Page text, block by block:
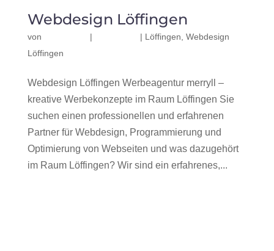
Webdesign Löffingen
von | | Löffingen Webdesign
Löffingen
Webdesign Löffingen Werbeagentur merryll –
kreative Werbekonzepte im Raum Löffingen Sie
suchen einen professionellen und erfahrenen
Partner für Webdesign, Programmierung und
Optimierung von Webseiten und was dazugehört
im Raum Löffingen? Wir sind ein erfahrenes,...